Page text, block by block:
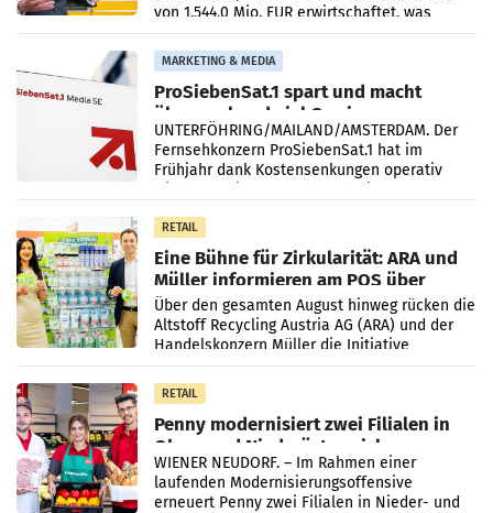
von 1.544,0 Mio. EUR erwirtschaftet, was
einem Plus von 3,8 Prozent gegenüber dem
Vergleichszeitraum
MARKETING & MEDIA
ProSiebenSat.1 spart und macht
überraschend viel Gewinn
UNTERFÖHRING/MAILAND/AMSTERDAM. Der
Fernsehkonzern ProSiebenSat.1 hat im
Frühjahr dank Kostensenkungen operativ
RETAIL
Eine Bühne für Zirkularität: ARA und
Müller informieren am POS über
Kreislauffähigkeit
Über den gesamten August hinweg rücken die
Altstoff Recycling Austria AG (ARA) und der
Handelskonzern Müller die Initiative
„Kreislauf-Helden“ in allen österreichischen
Müller-Filialen
RETAIL
Penny modernisiert zwei Filialen in
Ober- und Niederösterreich
WIENER NEUDORF. – Im Rahmen einer
laufenden Modernisierungsoffensive
erneuert Penny zwei Filialen in Nieder- und